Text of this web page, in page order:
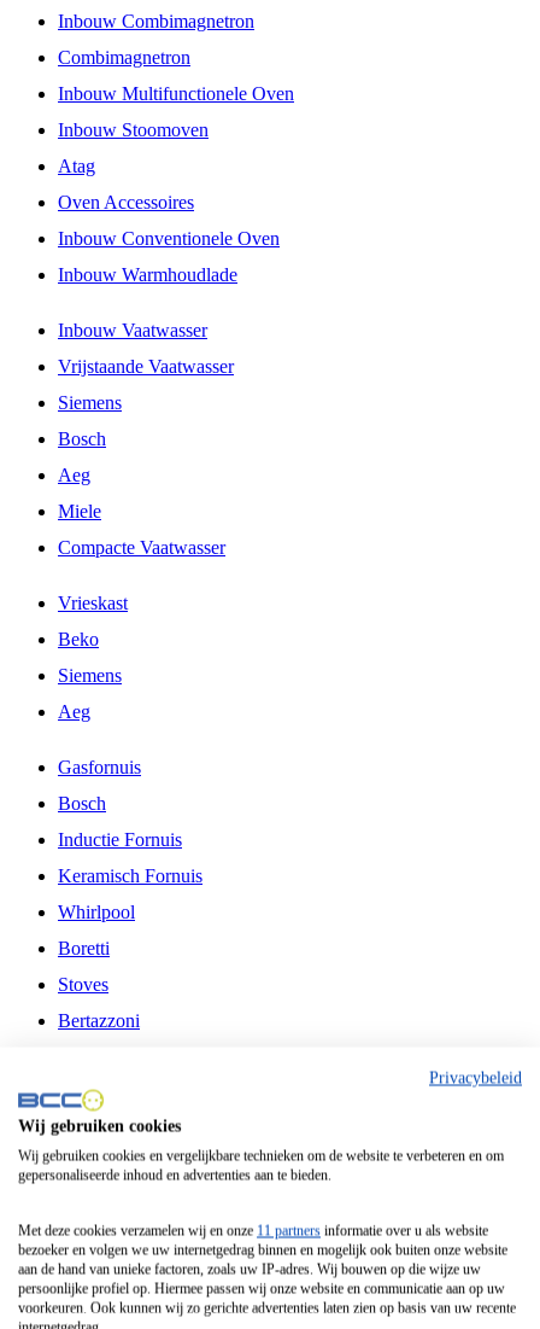
Inbouw Combimagnetron
Combimagnetron
Inbouw Multifunctionele Oven
Inbouw Stoomoven
Atag
Oven Accessoires
Inbouw Conventionele Oven
Inbouw Warmhoudlade
Inbouw Vaatwasser
Vrijstaande Vaatwasser
Siemens
Bosch
Aeg
Miele
Compacte Vaatwasser
Vrieskast
Beko
Siemens
Aeg
Gasfornuis
Bosch
Inductie Fornuis
Keramisch Fornuis
Whirlpool
Boretti
Stoves
Bertazzoni
Fitelli
Airfryer
Frituurpan
Contactgrill
Broodbakmachine
Broodrooster
Privacybeleid
Wij gebruiken cookies
Wij gebruiken cookies en vergelijkbare technieken om de website te verbeteren en om
gepersonaliseerde inhoud en advertenties aan te bieden.
Met deze cookies verzamelen wij en onze 11 partners informatie over u als website
bezoeker en volgen we uw internetgedrag binnen en mogelijk ook buiten onze website
aan de hand van unieke factoren, zoals uw IP-adres. Wij bouwen op die wijze uw
persoonlijke profiel op. Hiermee passen wij onze website en communicatie aan op uw
voorkeuren. Ook kunnen wij zo gerichte advertenties laten zien op basis van uw recente